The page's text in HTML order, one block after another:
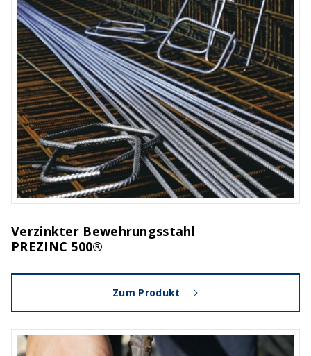
Verzinkter Bewehrungsstahl
PREZINC 500®
Zum Produkt